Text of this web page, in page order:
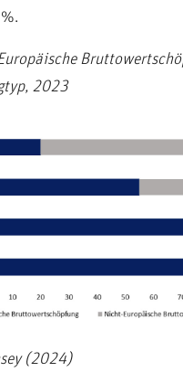
2023
(2024)